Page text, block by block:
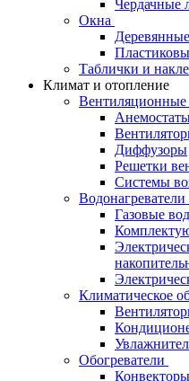
Чердачные
Окна
Таблички и
Климат и отопление
Вентиляционные
Диффузоры
Решетки
Системы
Водонагреватели
Газовые
Климатическое
Обогреватели
Конвекторы